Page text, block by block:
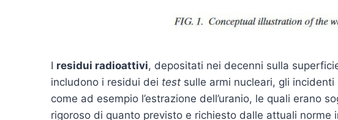
I residui radioattivi, depositati nei decenni sulla
includono i residui dei test sulle armi nucleari, gli
come ad esempio l’estrazione dell’uranio, le quali erano
rigoroso di quanto previsto e richiesto dalle attuali norme